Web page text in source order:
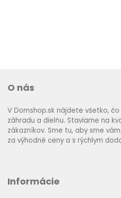
O nás
V Domshop.sk nájdete všetko,
záhradu a dielňu. Staviame na
zákazníkov. Sme tu, aby sme
za výhodné ceny a s rýchlym
Informácie